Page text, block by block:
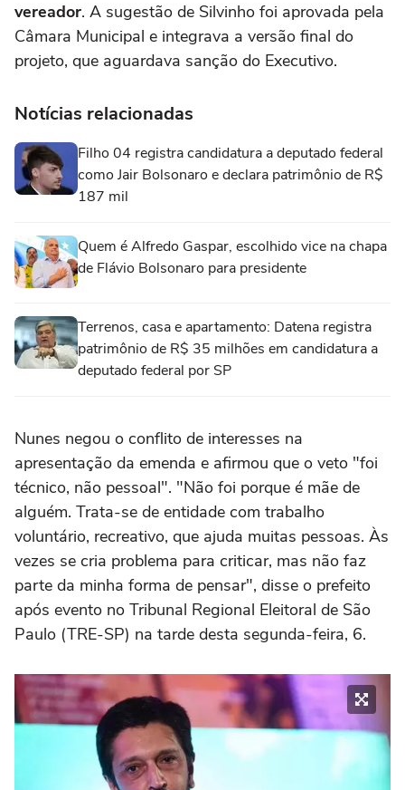
vereador. A sugestão de Silvinho foi aprovada pela
Câmara Municipal e integrava a versão final do
projeto, que aguardava sanção do Executivo.
Notícias relacionadas
Filho 04 registra candidatura a deputado federal
como Jair Bolsonaro e declara patrimônio de R$
187 mil
Quem é Alfredo Gaspar, escolhido vice na chapa
de Flávio Bolsonaro para presidente
Terrenos, casa e apartamento: Datena registra
patrimônio de R$ 35 milhões em candidatura a
deputado federal por SP
Nunes negou o conflito de interesses na
apresentação da emenda e afirmou que o veto "foi
técnico, não pessoal". "Não foi porque é mãe de
alguém. Trata-se de entidade com trabalho
voluntário, recreativo, que ajuda muitas pessoas. Às
vezes se cria problema para criticar, mas não faz
parte da minha forma de pensar", disse o prefeito
após evento no Tribunal Regional Eleitoral de São
Paulo (TRE-SP) na tarde desta segunda-feira, 6.